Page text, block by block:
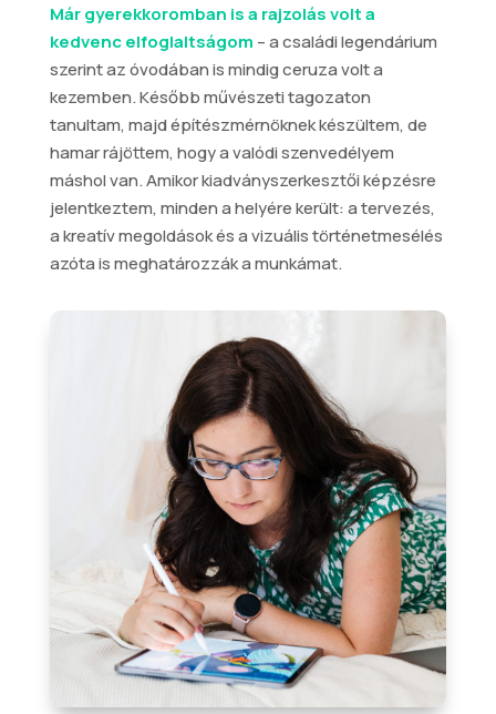
Már gyerekkoromban is a rajzolás volt a
kedvenc elfoglaltságom – a családi legendárium
szerint az óvodában is mindig ceruza volt a
kezemben. Később művészeti tagozaton
tanultam, majd építészmérnöknek készültem, de
hamar rájöttem, hogy a valódi szenvedélyem
máshol van. Amikor kiadványszerkesztői képzésre
jelentkeztem, minden a helyére került: a tervezés,
a kreatív megoldások és a vizuális történetmesélés
azóta is meghatározzák a munkámat.